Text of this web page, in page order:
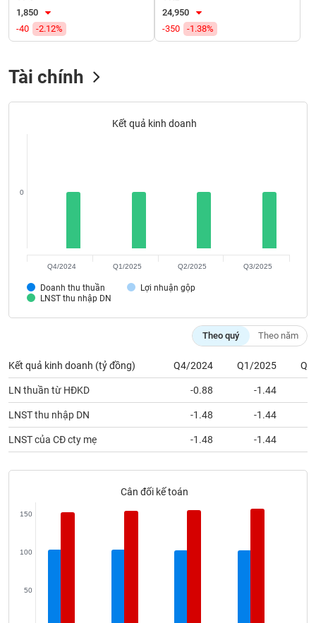
1,850
-40
-2.12%
24,950
-350
-1.38%
Tài chính
Kết quả kinh doanh
Doanh thu thuần
Lợi nhuận gộp
LNST thu nhập DN
0
Q4/2024 Q1/2025 Q2/2025 Q3/2025
Theo quý Theo năm
Kết quả kinh doanh (tỷ đồng) Q4/2024 Q1/2025
LN thuần từ HĐKD -0.88 -1.44
LNST thu nhập DN -1.48 -1.44
LNST của CĐ cty mẹ -1.48 -1.44
Cân đối kế toán
50
100
150
BẤT
ĐỘNG
Mã
đạo
Tất cả Người nội bộ Người liên quan
Bài
viết
của
tác
giả
(-)
phân
ngữ